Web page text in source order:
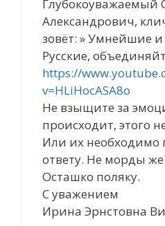
Глубокоуважаемый
Александрович,
зовёт: » Умнейшие
Русские,
https://
v=HLiHocASA8o
Не взыщите за
происходит, этого
Или их необходимо
ответу. Не морды же
Осташко поляку.
С уважением
Ирина Эрнстовна